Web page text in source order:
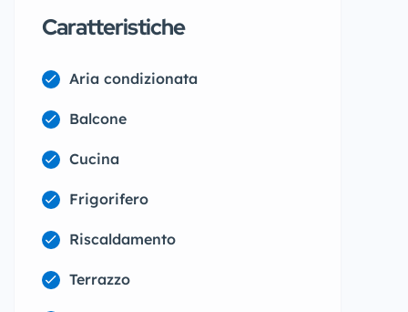
Caratteristiche
Aria condizionata
Balcone
Cucina
Frigorifero
Riscaldamento
Terrazzo